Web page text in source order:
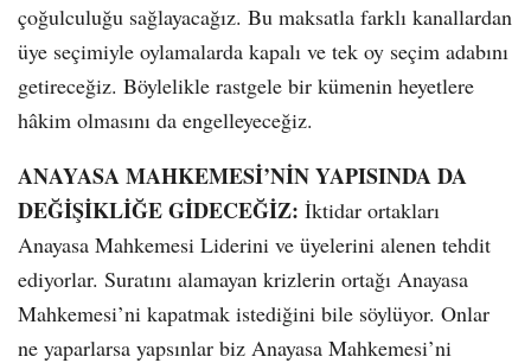
çoğulculuğu sağlayacağız. Bu maksatla farklı kanallardan
üye seçimiyle oylamalarda kapalı ve tek oy seçim adabını
getireceğiz. Böylelikle rastgele bir kümenin heyetlere
hâkim olmasını da engelleyeceğiz.
ANAYASA MAHKEMESİ’NİN YAPISINDA DA
DEĞİŞİKLİĞE GİDECEĞİZ: İktidar ortakları
Anayasa Mahkemesi Liderini ve üyelerini alenen tehdit
ediyorlar. Suratını alamayan krizlerin ortağı Anayasa
Mahkemesi’ni kapatmak istediğini bile söylüyor. Onlar
ne yaparlarsa yapsınlar biz Anayasa Mahkemesi’ni